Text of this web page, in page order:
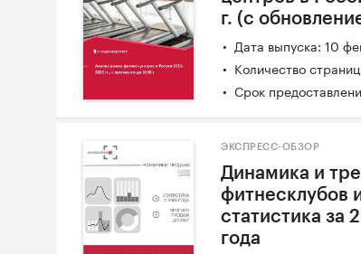
г. (с
Дата выпуска: 10
Количество
Срок
ЭКСПРЕСС-ОБЗОР
Динамика и
фитнесклубов
статистика за
года